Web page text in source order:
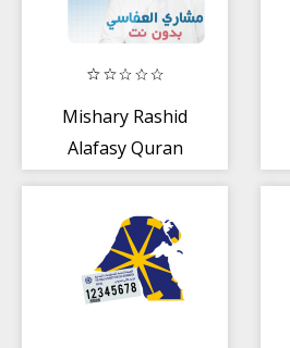
Mishary Rashid
Alafasy Quran